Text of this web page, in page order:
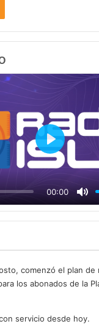
00:00
P
a
y
comenzó el plan de
los abonados de la
servicio desde hoy.